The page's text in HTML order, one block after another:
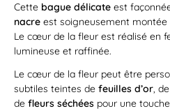
Cette bague délicate est
nacre est soigneusement
Le cœur de la fleur est réalisé en
lumineuse et raffinée.
Le cœur de la fleur peut être
subtiles teintes de feuilles d’or, de
de fleurs séchées pour une